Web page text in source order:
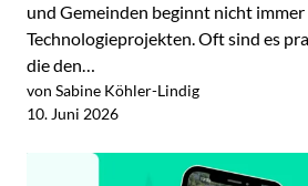
und Gemeinden beginnt nicht
Technologieprojekten. Oft sind es
die den…
von Sabine Köhler-Lindig
10. Juni 2026